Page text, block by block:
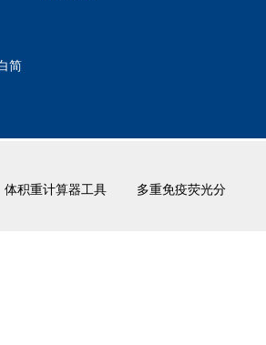
简
体积重计算器工具 多重免疫荧光分